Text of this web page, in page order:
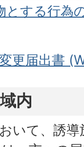
とする行為
更届出書
内
いて、誘